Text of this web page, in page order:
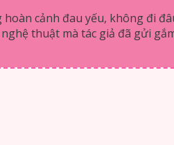
cảnh đau yếu, không đi
thuật mà tác giả đã gửi